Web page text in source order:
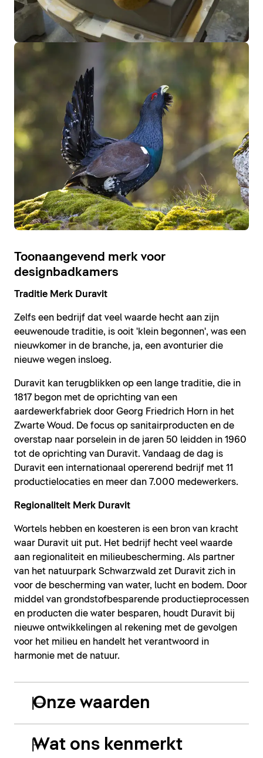
Toonaangevend merk voor
designbadkamers
Traditie Merk Duravit
Zelfs een bedrijf dat veel waarde hecht aan zijn
eeuwenoude traditie, is ooit 'klein begonnen', was een
nieuwkomer in de branche, ja, een avonturier die
nieuwe wegen insloeg.
Duravit kan terugblikken op een lange traditie, die in
1817 begon met de oprichting van een
aardewerkfabriek door Georg Friedrich Horn in het
Zwarte Woud. De focus op sanitairproducten en de
overstap naar porselein in de jaren 50 leidden in 1960
tot de oprichting van Duravit. Vandaag de dag is
Duravit een internationaal opererend bedrijf met 11
productielocaties en meer dan 7.000 medewerkers.
Regionaliteit Merk Duravit
Wortels hebben en koesteren is een bron van kracht
waar Duravit uit put. Het bedrijf hecht veel waarde
aan regionaliteit en milieubescherming. Als partner
van het natuurpark Schwarzwald zet Duravit zich in
voor de bescherming van water, lucht en bodem. Door
middel van grondstofbesparende productieprocessen
en producten die water besparen, houdt Duravit bij
nieuwe ontwikkelingen al rekening met de gevolgen
voor het milieu en handelt het verantwoord in
harmonie met de natuur.
Onze waarden
Wat ons kenmerkt